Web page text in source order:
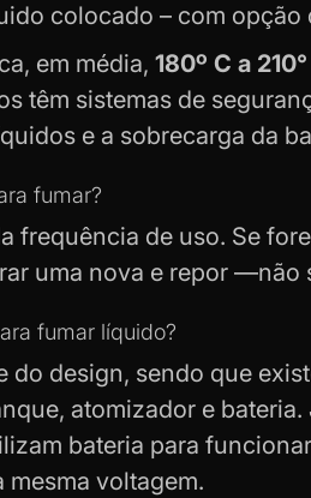
colocado – com opção
em média, 180º C a
têm sistemas de
e a sobrecarga da
fumar?
frequência de uso. Se
uma nova e repor —não
fumar líquido?
design, sendo que
atomizador e
bateria para
mesma voltagem.